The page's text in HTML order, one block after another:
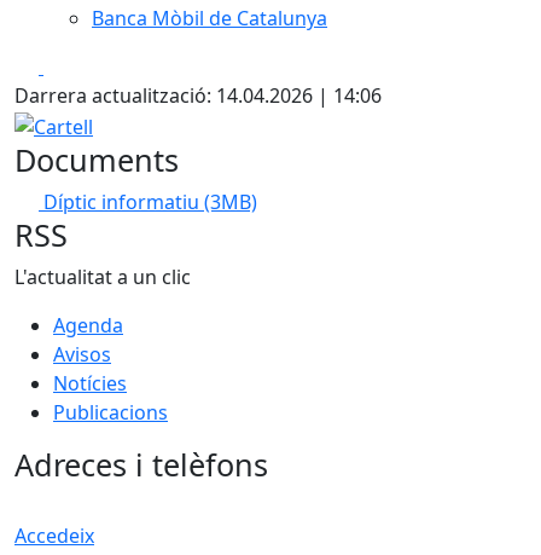
Banca Mòbil de Catalunya
Darrera actualització: 14.04.2026 | 14:06
Cartell
Documents
Díptic informatiu (3MB)
RSS
L'actualitat a un clic
Agenda
Avisos
Notícies
Publicacions
Adreces i telèfons
Accedeix